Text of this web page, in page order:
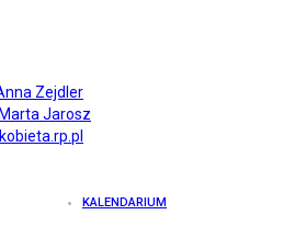
Zejdler
Jarosz
KALENDARIUM